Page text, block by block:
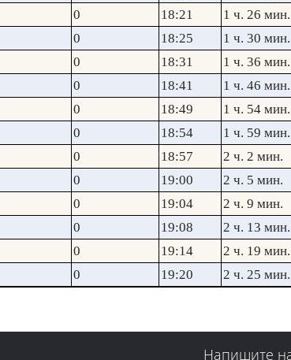
0 18:21
1 ч. 26 мин.
0 18:25
1 ч. 30 мин.
0 18:31
1 ч. 36 мин.
0 18:41
1 ч. 46 мин.
0 18:49
1 ч. 54 мин.
0 18:54
1 ч. 59 мин.
0 18:57
2 ч. 2 мин.
0 19:00
2 ч. 5 мин.
0 19:04
2 ч. 9 мин.
0 19:08
2 ч. 13 мин.
0 19:14
2 ч. 19 мин.
0 19:20 2 ч. 25 мин.
Напишите